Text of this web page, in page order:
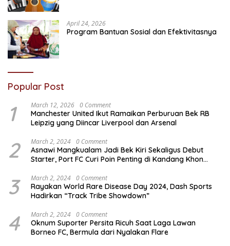
April 24, 2026
Program Bantuan Sosial dan Efektivitasnya
Popular Post
1 March 12, 2026 0 Comment
Manchester United Ikut Ramaikan Perburuan Bek RB
Leipzig yang Diincar Liverpool dan Arsenal
2 March 2, 2024 0 Comment
Asnawi Mangkualam Jadi Bek Kiri Sekaligus Debut
Starter, Port FC Curi Poin Penting di Kandang Khon
3 March 2, 2024 0 Comment
Rayakan World Rare Disease Day 2024, Dash Sports
Hadirkan “Track Tribe Showdown”
4 March 2, 2024 0 Comment
Oknum Suporter Persita Ricuh Saat Laga Lawan
Borneo FC, Bermula dari Nyalakan Flare